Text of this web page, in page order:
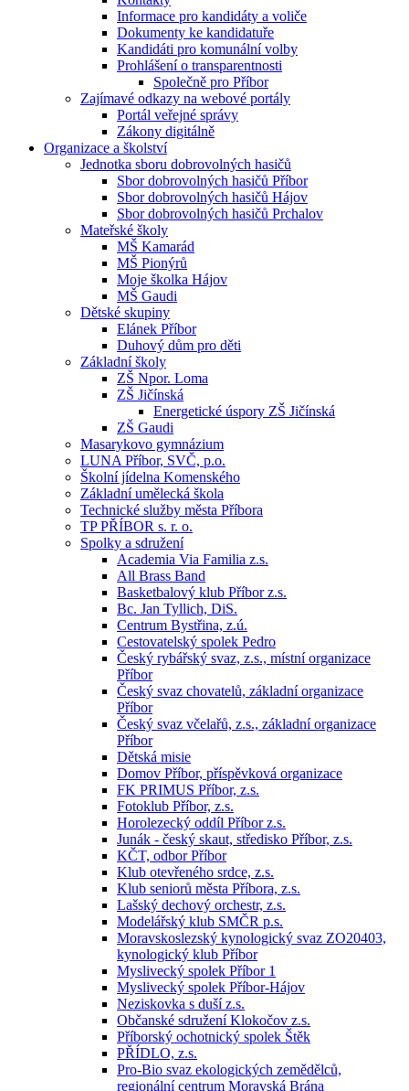
Informace pro kandidáty a voliče
Dokumenty ke kandidatuře
Kandidáti pro komunální volby
Prohlášení o transparentnosti
Společně pro Příbor
Zajímavé odkazy na webové portály
Portál veřejné správy
Zákony digitálně
Organizace a školství
Jednotka sboru dobrovolných hasičů
Sbor dobrovolných hasičů Příbor
Sbor dobrovolných hasičů Hájov
Sbor dobrovolných hasičů Prchalov
Mateřské školy
MŠ Kamarád
MŠ Pionýrů
Moje školka Hájov
MŠ Gaudi
Dětské skupiny
Elánek Příbor
Duhový dům pro děti
Základní školy
ZŠ Npor. Loma
ZŠ Jičínská
Energetické úspory ZŠ Jičínská
ZŠ Gaudi
Masarykovo gymnázium
LUNA Příbor, SVČ, p.o.
Školní jídelna Komenského
Základní umělecká škola
Technické služby města Příbora
TP PŘÍBOR s. r. o.
Spolky a sdružení
Academia Via Familia z.s.
All Brass Band
Basketbalový klub Příbor z.s.
Bc. Jan Tyllich, DiS.
Centrum Bystřina, z.ú.
Cestovatelský spolek Pedro
Český rybářský svaz, z.s., místní organizace
Příbor
Český svaz chovatelů, základní organizace
Příbor
Český svaz včelařů, z.s., základní organizace
Příbor
Dětská misie
Domov Příbor, příspěvková organizace
FK PRIMUS Příbor, z.s.
Fotoklub Příbor, z.s.
Horolezecký oddíl Příbor z.s.
Junák - český skaut, středisko Příbor, z.s.
KČT, odbor Příbor
Klub otevřeného srdce, z.s.
Klub seniorů města Příbora, z.s.
Lašský dechový orchestr, z.s.
Modelářský klub SMČR p.s.
Moravskoslezský kynologický svaz ZO20403,
kynologický klub Příbor
Myslivecký spolek Příbor 1
Myslivecký spolek Příbor-Hájov
Neziskovka s duší z.s.
Občanské sdružení Klokočov z.s.
Příborský ochotnický spolek Štěk
PŘÍDLO, z.s.
Pro-Bio svaz ekologických zemědělců,
regionální centrum Moravská Brána